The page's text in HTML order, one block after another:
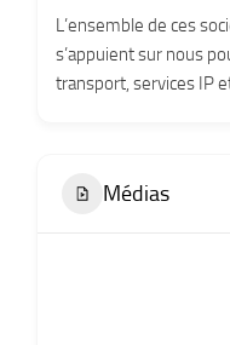
L’ensemble de ces
s’appuient sur nous
transport, services IP
Médias